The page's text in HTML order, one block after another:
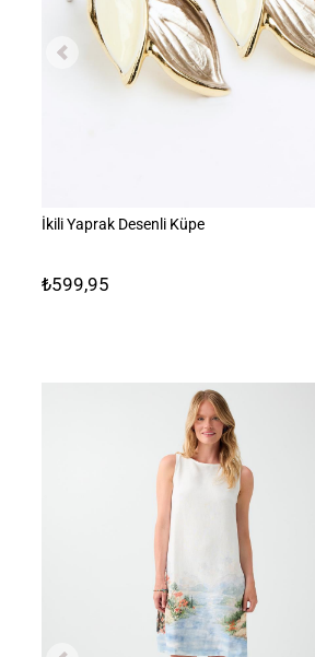
İkili Yaprak Desenli Küpe
₺599,95